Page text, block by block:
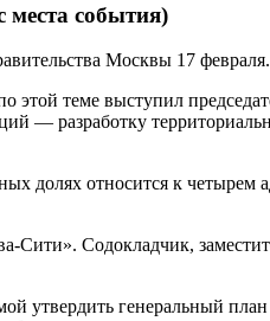
события)
Москвы 17 февраля.
теме выступил
— разработку
долях относится к
Содокладчик,
утвердить генеральный